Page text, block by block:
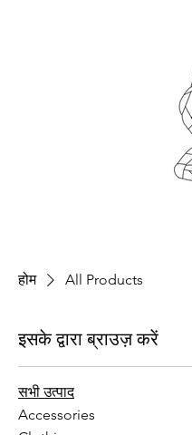
होम All Products
इसके द्वारा ब्राउज़ करें
सभी उत्पाद
Accessories